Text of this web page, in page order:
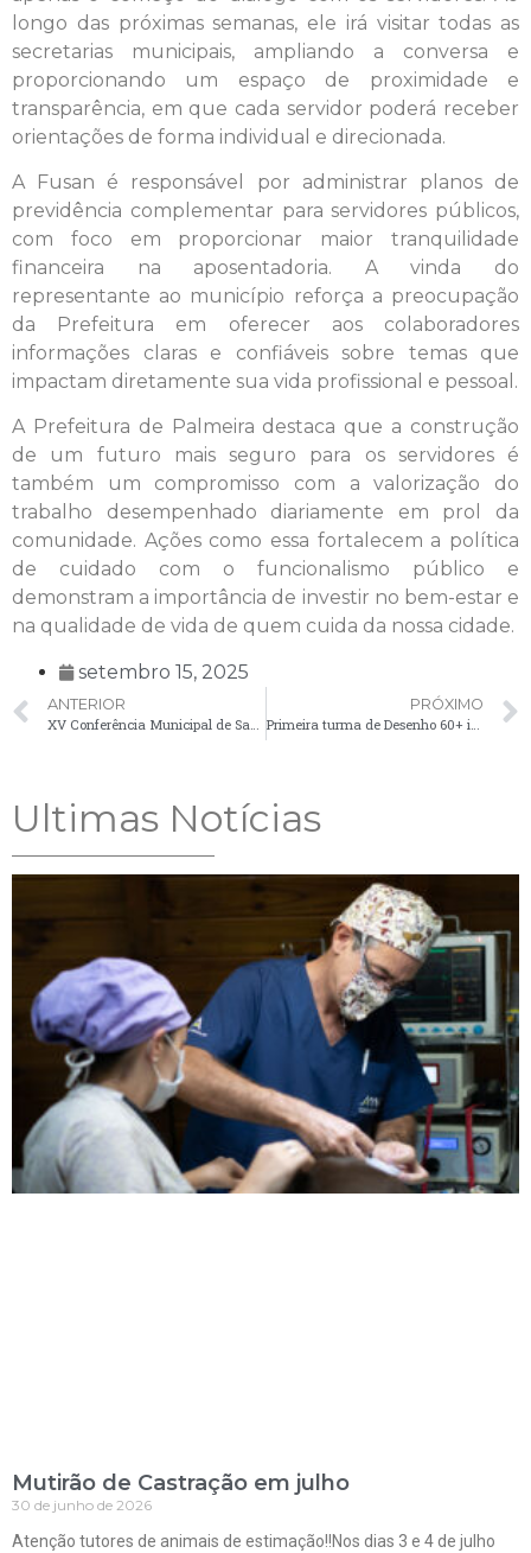
longo das próximas semanas, ele irá visitar todas as
secretarias municipais, ampliando a conversa e
proporcionando um espaço de proximidade e
transparência, em que cada servidor poderá receber
orientações de forma individual e direcionada.
A Fusan é responsável por administrar planos de
previdência complementar para servidores públicos,
com foco em proporcionar maior tranquilidade
financeira na aposentadoria. A vinda do
representante ao município reforça a preocupação
da Prefeitura em oferecer aos colaboradores
informações claras e confiáveis sobre temas que
impactam diretamente sua vida profissional e pessoal.
A Prefeitura de Palmeira destaca que a construção
de um futuro mais seguro para os servidores é
também um compromisso com a valorização do
trabalho desempenhado diariamente em prol da
comunidade. Ações como essa fortalecem a política
de cuidado com o funcionalismo público e
demonstram a importância de investir no bem-estar e
na qualidade de vida de quem cuida da nossa cidade.
setembro 15, 2025
ANTERIOR
PRÓXIMO
Ultimas Notícias
Mutirão de Castração em julho
30 de junho de 2026
Atenção tutores de animais de estimação!!Nos dias 3 e 4 de julho